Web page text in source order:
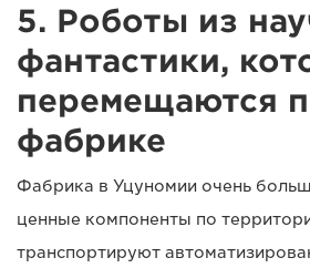
5. Роботы из
фантастики,
перемещаются
фабрике
Фабрика в Уцуномии очень
ценные компоненты по
транспортируют